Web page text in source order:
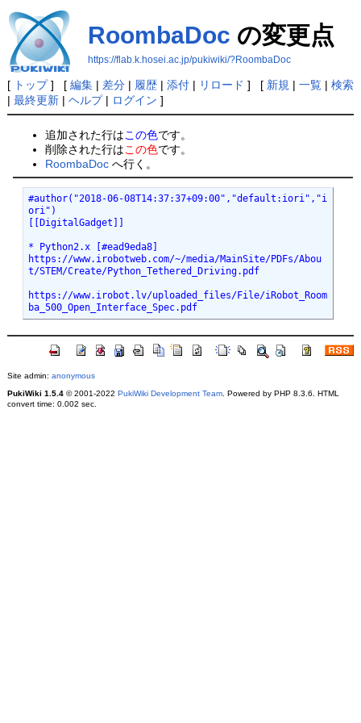
RoombaDoc の変更点
https://flab.k.hosei.ac.jp/pukiwiki/?RoombaDoc
[ トップ] [ 編集| 差分| 履歴| 添付| リロード ] [ 新規 | 一覧| 検索
| 最終更新| ヘルプ| ログイン ]
追加された行はこの色です。
削除された行はこの色です。
RoombaDoc へ行く。
#author("2018-06-08T14:37:37+09:00","default:iori","i
ori")
[[DigitalGadget]]
* Python2.x [#ead9eda8]
https://www.irobotweb.com/~/media/MainSite/PDFs/Abou
t/STEM/Create/Python_Tethered_Driving.pdf
https://www.irobot.lv/uploaded_files/File/iRobot_Room
ba_500_Open_Interface_Spec.pdf
Site admin: anonymous
PukiWiki 1.5.4© 2001-2022 PukiWiki Development Team. Powered by PHP 8.3.6. HTML
convert time: 0.002 sec.